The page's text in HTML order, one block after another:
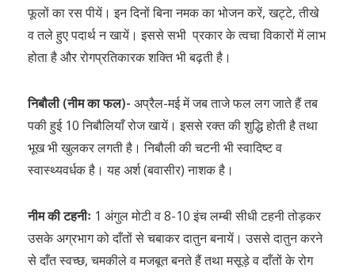
फूलों का रस पीयें। इन दिनों बिना नमक का भोजन करें, खट्टे, तीखे
व तले हुए पदार्थ न खायें। इससे सभी प्रकार के त्वचा विकारों में लाभ
होता है और रोगप्रतिकारक शक्ति भी बढ़ती है।
निबौली (नीम का फल)- अप्रैल-मई में जब ताजे फल लग जाते हैं तब
पकी हुई 10 निबौलियाँ रोज खायें। इससे रक्त की शुद्धि होती है तथा
भूख भी खुलकर लगती है। निबौली की चटनी भी स्वादिष्ट व
स्वास्थ्यवर्धक है। यह अर्श (बवासीर) नाशक है।
नीम की टहनीः 1 अंगुल मोटी व 8-10 इंच लम्बी सीधी टहनी तोड़कर
उसके अग्रभाग को दाँतों से चबाकर दातुन बनायें। उससे दातुन करने
से दाँत स्वच्छ, चमकीले व मजबूत बनते हैं तथा मसूड़े व दाँतों के रोग